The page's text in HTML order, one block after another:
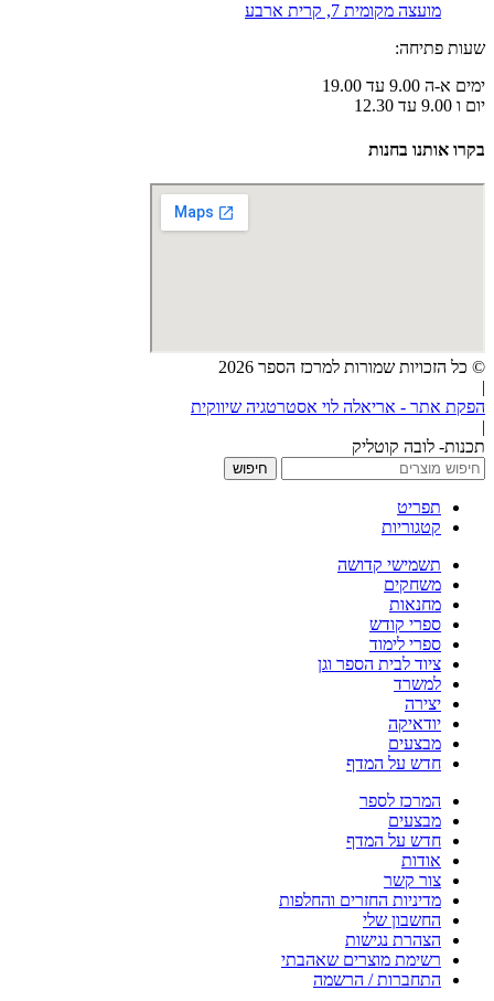
מועצה מקומית 7, קרית ארבע
שעות פתיחה:
ימים א-ה 9.00 עד 19.00
יום ו 9.00 עד 12.30
בקרו אותנו בחנות
© כל הזכויות שמורות למרכז הספר 2026
|
הפקת אתר - אריאלה לוי אסטרטגיה שיווקית
|
תכנות- לובה קוטליק
חיפוש
תפריט
קטגוריות
תשמישי קדושה
משחקים
מחנאות
ספרי קודש
ספרי לימוד
ציוד לבית הספר וגן
למשרד
יצירה
יודאיקה
מבצעים
חדש על המדף
המרכז לספר
מבצעים
חדש על המדף
אודות
צור קשר
מדיניות החזרים והחלפות
החשבון שלי
הצהרת נגישות
רשימת מוצרים שאהבתי
התחברות / הרשמה